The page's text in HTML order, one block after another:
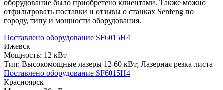
оборудование было приобретено клиентами. Также можно
отфильтровать поставки и отзывы о станках Senfeng по
городу, типу и мощности оборудования.
Поставлено оборудование SF6015H4
Ижевск
Мощность: 12 кВт
Тип: Высокомощные лазеры 12-60 кВт; Лазерная резка листа
Поставлено оборудование SF6015H4
Красноярск